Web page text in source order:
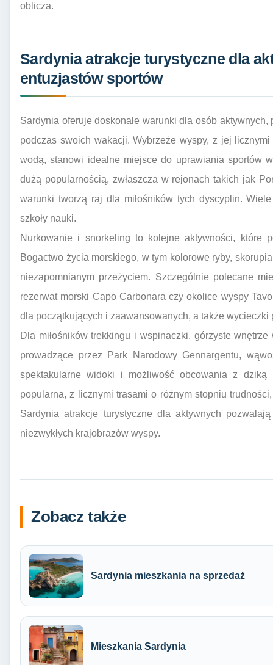
oblicza.
Sardynia atrakcje turystyczne dla
entuzjastów sportów
Sardynia oferuje doskonałe warunki dla osób
podczas swoich wakacji. Wybrzeże wyspy, z jej
wodą, stanowi idealne miejsce do uprawiania sportów
dużą popularnością, zwłaszcza w rejonach takich jak
warunki tworzą raj dla miłośników tych dyscyplin.
szkoły nauki.
Nurkowanie i snorkeling to kolejne aktywności, które
Bogactwo życia morskiego, w tym kolorowe ryby,
niezapomnianym przeżyciem. Szczególnie polecane
rezerwat morski Capo Carbonara czy okolice wyspy
dla początkujących i zaawansowanych, a także
Dla miłośników trekkingu i wspinaczki, górzyste
prowadzące przez Park Narodowy Gennargentu,
spektakularne widoki i możliwość obcowania z dziką
popularna, z licznymi trasami o różnym stopniu
Sardynia atrakcje turystyczne dla aktywnych
niezwykłych krajobrazów wyspy.
Zobacz także
Sardynia mieszkania na sprzedaż
Mieszkania Sardynia